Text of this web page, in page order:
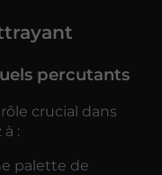
percutants
crucial dans
:
palette de